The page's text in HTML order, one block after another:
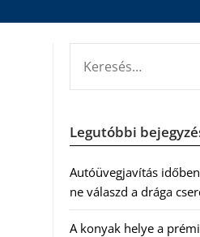
Legutóbbi
Autóüvegjavítás
ne válaszd a drága
A konyak helye a